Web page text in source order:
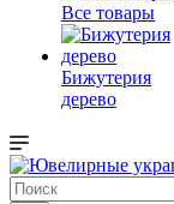
Все товары
Бижутерия
дерево